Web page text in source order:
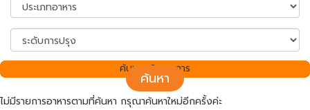
ค้นหา
ไม่มีรายการอาหารตามที่ค้นหา กรุณาค้นหาใหม่อีกครั้งค่ะ
ค้นพบ 0 รายการ